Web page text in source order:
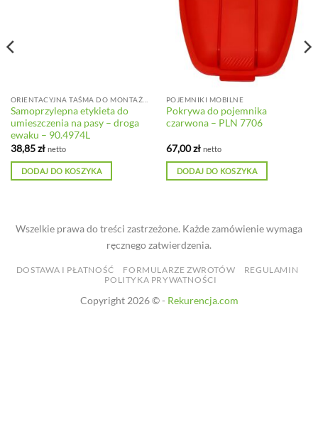
Samoprzylepna etykieta do
umieszczenia na pasy – droga
ewaku – 90.4974L
38,85zł netto
DODAJ DO KOSZYKA
POJEMNIKI MOBILNE
Pokrywa do pojemnika
czarwona – PLN 7706
67,00zł netto
DODAJ DO KOSZYKA
Wszelkie prawa do treści zastrzeżone. Każde zamówienie wymaga
ręcznego zatwierdzenia.
DOSTAWA I PŁATNOŚĆ FORMULARZE ZWROTÓW
REGULAMIN
POLITYKA PRYWATNOŚCI
Copyright 2026 © - Rekurencja.com